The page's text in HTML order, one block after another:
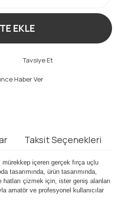
EKLE
Tavsiye Et
Haber Ver
Taksit Seçenekleri
içeren gerçek fırça uçlu
tasarımında, ürün tasarımında,
çizmek için, ister geniş alanları
amatör ve profesyonel kullanıcılar